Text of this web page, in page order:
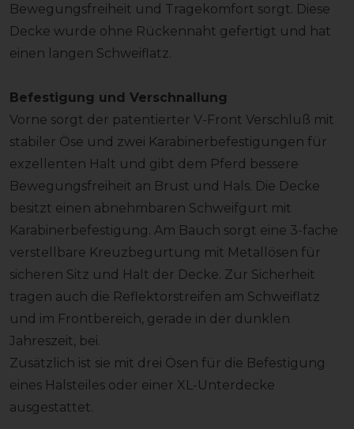
Bewegungsfreiheit und Tragekomfort sorgt. Diese
Decke wurde ohne Rückennaht gefertigt und hat
einen langen Schweiflatz.
Befestigung und Verschnallung
Vorne sorgt der patentierter V-Front Verschluß mit
stabiler Öse und zwei Karabinerbefestigungen für
exzellenten Halt und gibt dem Pferd bessere
Bewegungsfreiheit an Brust und Hals. Die Decke
besitzt einen abnehmbaren Schweifgurt mit
Karabinerbefestigung. Am Bauch sorgt eine 3-fache
verstellbare Kreuzbegurtung mit Metallösen für
sicheren Sitz und Halt der Decke. Zur Sicherheit
tragen auch die Reflektorstreifen am Schweiflatz
und im Frontbereich, gerade in der dunklen
Jahreszeit, bei.
Zusätzlich ist sie mit drei Ösen für die Befestigung
eines Halsteiles oder einer XL-Unterdecke
ausgestattet.